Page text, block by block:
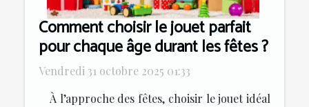
Comment choisir le jouet parfait
pour chaque âge durant les fêtes ?
Vendredi 31 octobre 2025 01:33
À l’approche des fêtes, choisir le jouet idéal